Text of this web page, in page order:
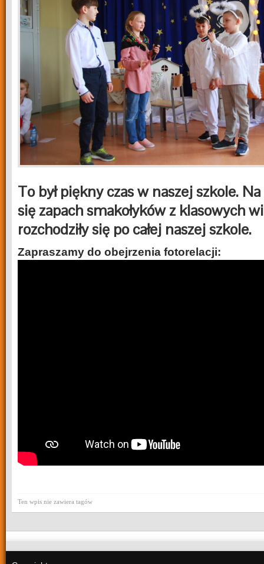
To był piękny czas w naszej szkole.
się zapach smakołyków z klasowych
rozchodziły się po całej naszej szkole.
Zapraszamy do obejrzenia fotorelacji:
Ten wpis nie zawiera tagów